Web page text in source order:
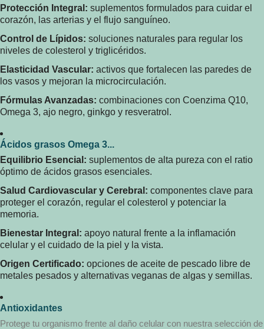
Protección Integral: suplementos formulados para cuidar el
corazón, las arterias y el flujo sanguíneo.
Control de Lípidos: soluciones naturales para regular los
niveles de colesterol y triglicéridos.
Elasticidad Vascular: activos que fortalecen las paredes de
los vasos y mejoran la microcirculación.
Fórmulas Avanzadas: combinaciones con Coenzima Q10,
Omega 3, ajo negro, ginkgo y resveratrol.
Ácidos grasos Omega 3...
Equilibrio Esencial: suplementos de alta pureza con el ratio
óptimo de ácidos grasos esenciales.
Salud Cardiovascular y Cerebral: componentes clave para
proteger el corazón, regular el colesterol y potenciar la
memoria.
Bienestar Integral: apoyo natural frente a la inflamación
celular y el cuidado de la piel y la vista.
Origen Certificado: opciones de aceite de pescado libre de
metales pesados y alternativas veganas de algas y semillas.
Antioxidantes
Protege tu organismo frente al daño celular con nuestra selección de